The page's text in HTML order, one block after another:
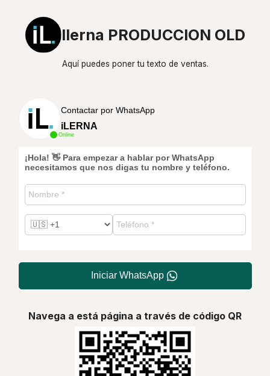
Ilerna PRODUCCION OLD
Aquí puedes poner tu texto de ventas.
Online
Contactar por WhatsApp
iLERNA
¡Hola! 👋 Para empezar a hablar por WhatsApp
necesitamos que nos digas tu nombre y teléfono.
Iniciar WhatsApp
Navega a está página a través de código QR